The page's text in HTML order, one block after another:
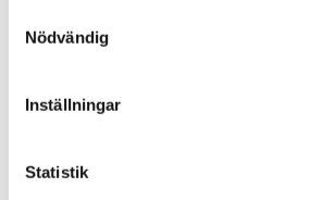
Nödvändig
Inställningar
Statistik
(https://webshop.pressbyran.se/_next/
https://webshop.pressbyran.se/_next/
b241200379730ac0.js:1:167872 at uI
(https://webshop.pressbyran.se/_next/
b241200379730ac0.js:1:167879) at uE
(https://webshop.pressbyran.se/_next/